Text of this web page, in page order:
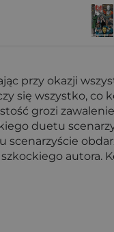
przy okazji
się wszystko, co
grozi
duetu
scenarzyście
autora.